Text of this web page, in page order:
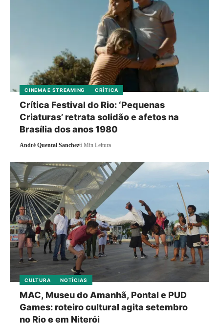
CINEMA E STREAMING CRÍTICA
Crítica Festival do Rio: ‘Pequenas
Criaturas’ retrata solidão e afetos na
Brasília dos anos 1980
André Quental Sanchez6 Min Leitura
CULTURA NOTÍCIAS
MAC, Museu do Amanhã, Pontal e PUD
Games: roteiro cultural agita setembro
no Rio e em Niterói